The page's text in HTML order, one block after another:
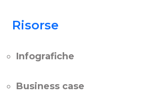
Risorse
Infografiche
Business case